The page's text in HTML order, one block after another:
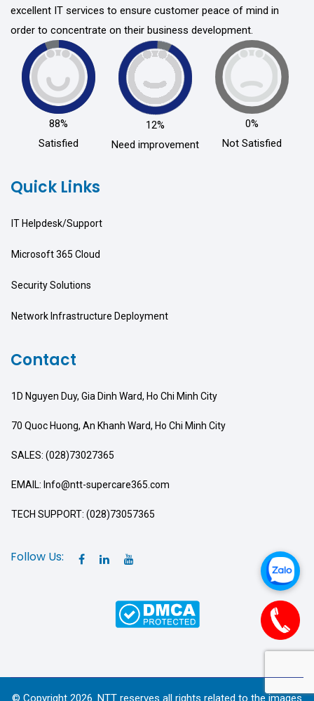
excellent IT services to ensure customer peace of mind in
order to concentrate on their business development.
88%
Satisfied
12%
Need improvement
0%
Not Satisfied
Quick Links
IT Helpdesk/Support
Microsoft 365 Cloud
Security Solutions
Network Infrastructure Deployment
Contact
1D Nguyen Duy, Gia Dinh Ward, Ho Chi Minh City
70 Quoc Huong, An Khanh Ward, Ho Chi Minh City
SALES: (028)73027365
EMAIL: Info@ntt-supercare365.com
TECH SUPPORT: (028)73057365
Follow Us:
© Copyright 2026. NTT reserves all rights related to the images